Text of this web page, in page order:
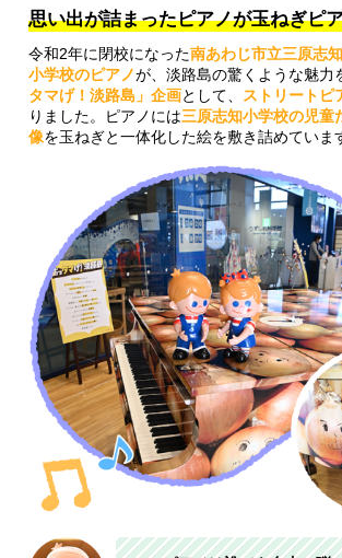
思い出が詰まったピアノが玉ねぎピ
令和2年に閉校になった南あわじ市立三原志
小学校のピアノが、淡路島の驚くような魅力
タマげ！淡路島」企画として、 ストリートピ
りました。ピアノには三原志知小学校の児童
像を玉ねぎと一体化した絵を敷き詰めていま